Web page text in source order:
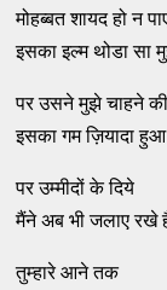
मोहब्बत शायद हो न
इसका इल्म थोडा सा
पर उसने मुझे चाहने
इसका गम ज़ियादा
पर उम्मीदों के दिये
मैंने अब भी जलाए रखे
तुम्हारे आने तक